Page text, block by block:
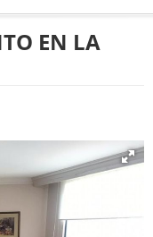
EN LA